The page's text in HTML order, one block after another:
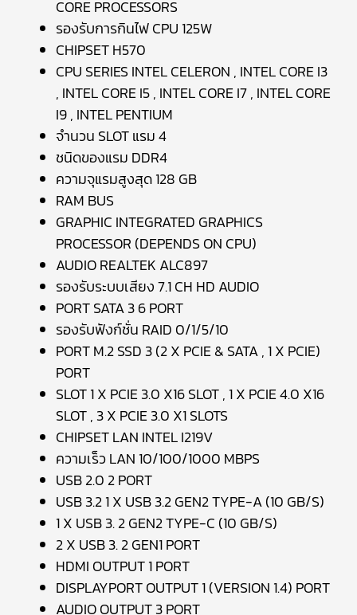
CORE PROCESSORS
รองรับการกินไฟ CPU 125W
CHIPSET H570
CPU SERIES INTEL CELERON , INTEL CORE I3
, INTEL CORE I5 , INTEL CORE I7 , INTEL CORE
I9 , INTEL PENTIUM
จำนวน SLOT แรม 4
ชนิดของแรม DDR4
ความจุแรมสูงสุด 128 GB
RAM BUS
GRAPHIC INTEGRATED GRAPHICS
PROCESSOR (DEPENDS ON CPU)
AUDIO REALTEK ALC897
รองรับระบบเสียง 7.1 CH HD AUDIO
PORT SATA 3 6 PORT
รองรับฟังก์ชั่น RAID 0/1/5/10
PORT M.2 SSD 3 (2 X PCIE & SATA , 1 X PCIE)
PORT
SLOT 1 X PCIE 3.0 X16 SLOT , 1 X PCIE 4.0 X16
SLOT , 3 X PCIE 3.0 X1 SLOTS
CHIPSET LAN INTEL I219V
ความเร็ว LAN 10/100/1000 MBPS
USB 2.0 2 PORT
USB 3.2 1 X USB 3.2 GEN2 TYPE-A (10 GB/S)
1 X USB 3. 2 GEN2 TYPE-C (10 GB/S)
2 X USB 3. 2 GEN1 PORT
HDMI OUTPUT 1 PORT
DISPLAYPORT OUTPUT 1 (VERSION 1.4) PORT
AUDIO OUTPUT 3 PORT